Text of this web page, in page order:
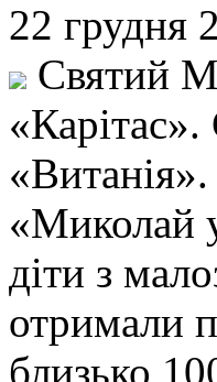
22 грудня
Святий
«Витанія».
«Миколай
діти з
отримали
близько